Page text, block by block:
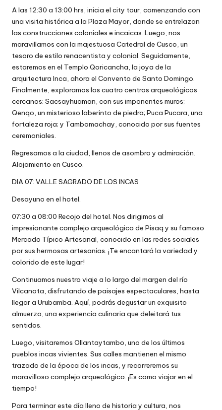
A las 12:30 a 13:00 hrs, inicia el city tour, comenzando con
una visita histórica a la Plaza Mayor, donde se entrelazan
las construcciones coloniales e incaicas. Luego, nos
maravillamos con la majestuosa Catedral de Cusco, un
tesoro de estilo renacentista y colonial. Seguidamente,
estaremos en el Templo Qoricancha, la joya de la
arquitectura Inca, ahora el Convento de Santo Domingo.
Finalmente, exploramos los cuatro centros arqueológicos
cercanos: Sacsayhuaman, con sus imponentes muros;
Qenqo, un misterioso laberinto de piedra; Puca Pucara, una
fortaleza roja; y Tambomachay, conocido por sus fuentes
ceremoniales.
Regresamos a la ciudad, llenos de asombro y admiración.
Alojamiento en Cusco.
DIA 07: VALLE SAGRADO DE LOS INCAS
Desayuno en el hotel.
07:30 a 08:00 Recojo del hotel. Nos dirigimos al
impresionante complejo arqueológico de Pisaq y su famoso
Mercado Típico Artesanal, conocido en las redes sociales
por sus hermosas artesanías. ¡Te encantará la variedad y
colorido de este lugar!
Continuamos nuestro viaje a lo largo del margen del río
Vilcanota, disfrutando de paisajes espectaculares, hasta
llegar a Urubamba. Aquí, podrás degustar un exquisito
almuerzo, una experiencia culinaria que deleitará tus
sentidos.
Luego, visitaremos Ollantaytambo, uno de los últimos
pueblos incas vivientes. Sus calles mantienen el mismo
trazado de la época de los incas, y recorreremos su
maravilloso complejo arqueológico. ¡Es como viajar en el
tiempo!
Para terminar este día lleno de historia y cultura, nos